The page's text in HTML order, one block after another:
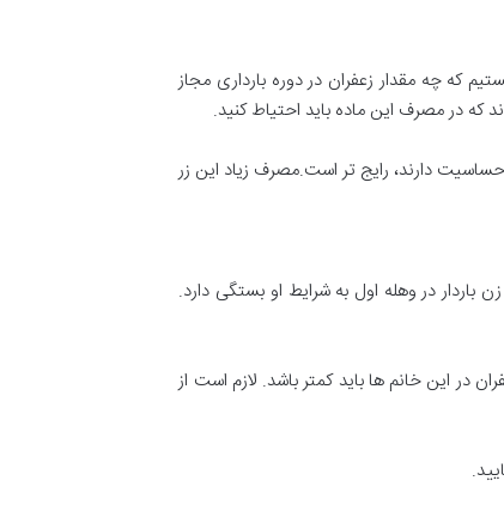
که چه مقدار زعفران در دوره بارداری مجاز
که در مصرف این ماده باید احتیاط کنید.
دارند، رایج تر است.مصرف زیاد این زر
در وهله اول به شرایط او بستگی دارد.
این خانم ها باید کمتر باشد. لازم است از